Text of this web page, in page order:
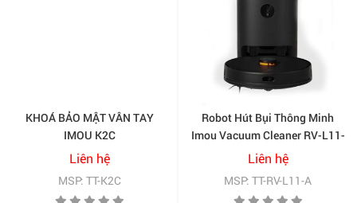
KHOÁ BẢO MẬT VÂN TAY
IMOU K2C
Liên hệ
MSP: TT-K2C
Robot Hút Bụi Thông Minh
Imou Vacuum Cleaner RV-L11-
A
Liên hệ
MSP: TT-RV-L11-A